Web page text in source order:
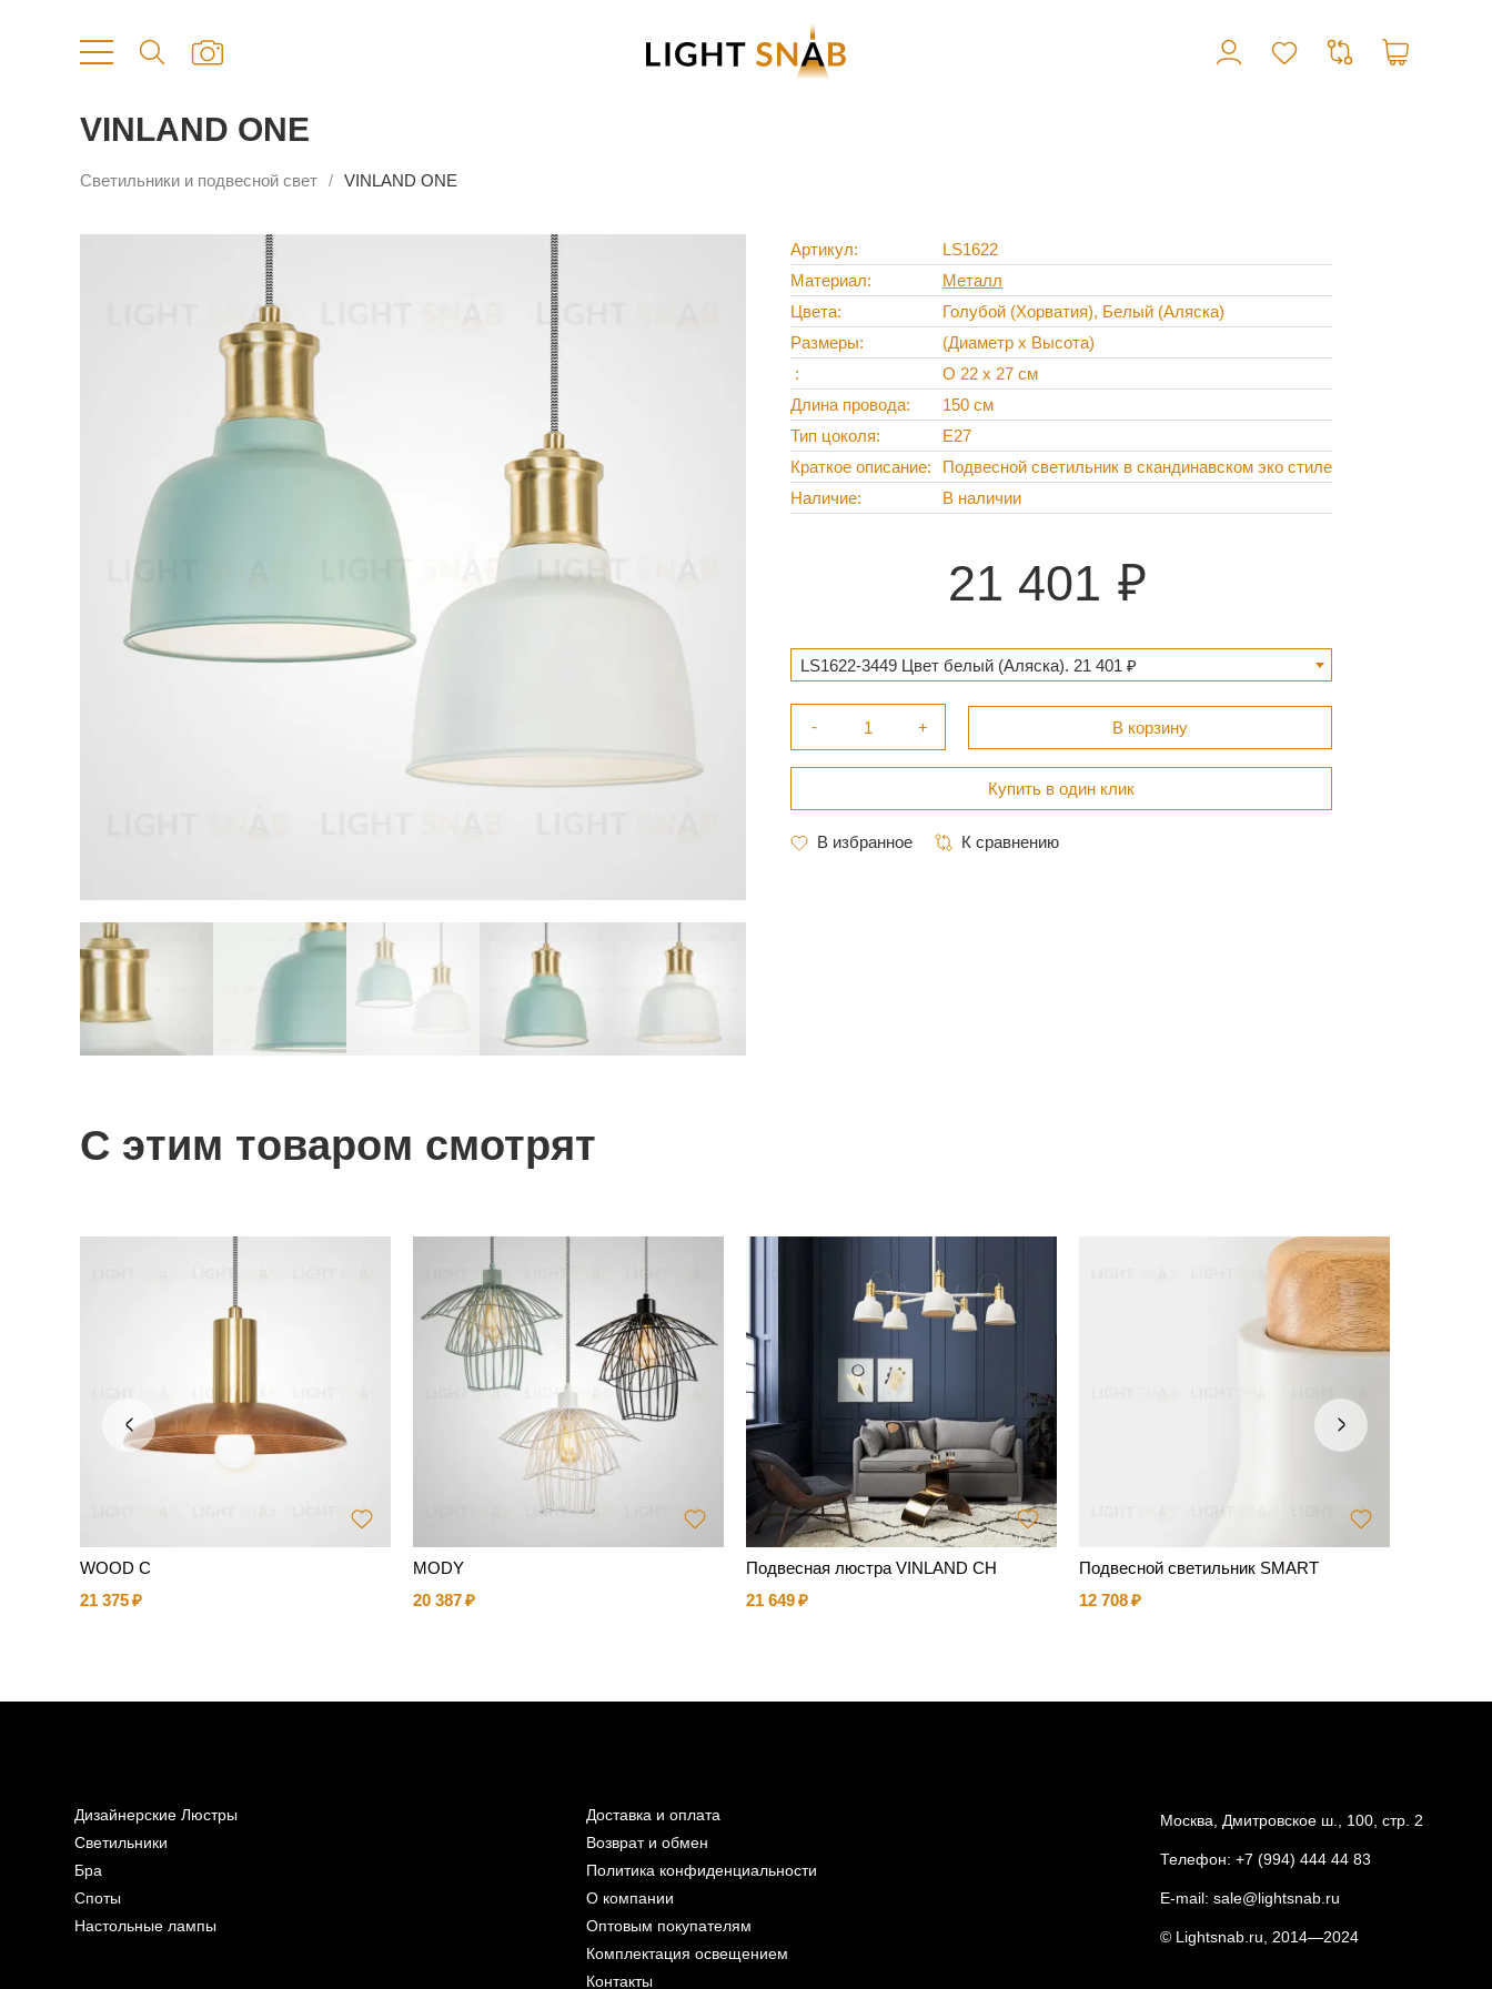
VINLAND ONE
Светильники и подвесной свет VINLAND ONE
Артикул
LS1622
Материал
Металл
Цвета
Голубой (Хорватия), Белый (Аляска)
Размеры
(Диаметр х Высота)
O 22 х 27 см
Длина провода
150 см
Тип цоколя
E27
Краткое описание
Подвесной светильник в скандинавском эко стиле
Наличие
В наличии
21 401
LS1622-3449 Цвет белый (Аляска). 21 401 ₽
С этим товаром смотрят
WOOD C
21 375
MODY
20 387
Подвесная люстра VINLAND CH
21 649
Подвесной светильник SMART
12 708
Дизайнерские Люстры
Светильники
Бра
Споты
Настольные лампы
Доставка и оплата
Возврат и обмен
Политика конфиденциальности
О компании
Оптовым покупателям
Комплектация освещением
Контакты
Москва, Дмитровское ш., 100, стр. 2
Телефон: +7 (994) 444 44 83
E-mail: sale@lightsnab.ru
© Lightsnab.ru, 2014—2024